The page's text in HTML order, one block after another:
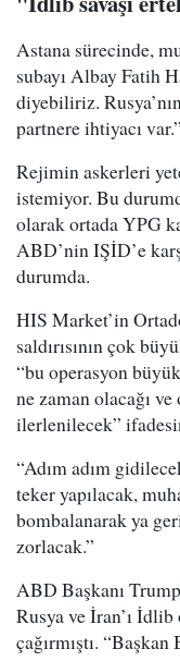
Astana sürecinde,
subayı Albay Fatih
diyebiliriz.
partnere ihtiyacı
Rejimin askerleri
istemiyor. Bu
olarak ortada YPG
ABD’nin IŞİD’e
durumda.
HIS Market’in
saldırısının çok
“bu operasyon
ne zaman olacağı ve
ilerlenilecek”
“Adım adım
teker yapılacak,
bombalanarak ya
zorlacak.”
ABD Başkanı
Rusya ve İran’ı
çağırmıştı.